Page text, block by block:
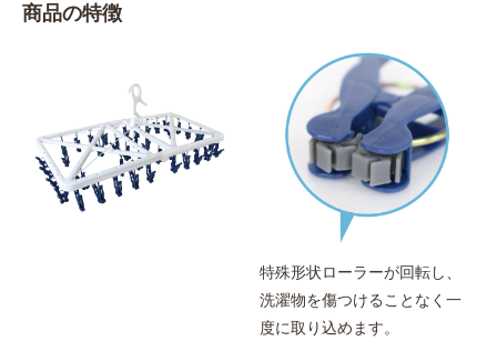
商品の特徴
特殊形状ローラーが回転し、
洗濯物を傷つけることなく一
度に取り込めます。